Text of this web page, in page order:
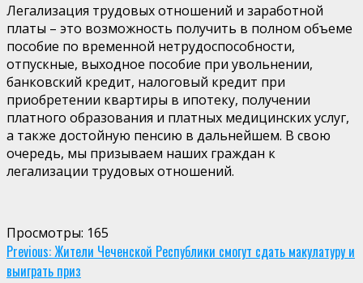
Легализация трудовых отношений и заработной
платы – это возможность получить в полном объеме
пособие по временной нетрудоспособности,
отпускные, выходное пособие при увольнении,
банковский кредит, налоговый кредит при
приобретении квартиры в ипотеку, получении
платного образования и платных медицинских услуг,
а также достойную пенсию в дальнейшем. В свою
очередь, мы призываем наших граждан к
легализации трудовых отношений.
Просмотры: 165
Continue
Previous:Жители Чеченской Республики смогут сдать макулатуру и
выиграть приз